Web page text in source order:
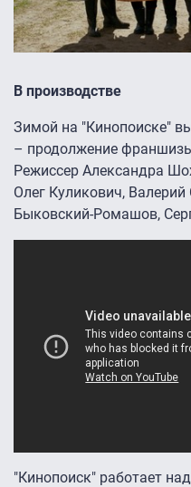
В производстве
Зимой на "Кинопоиске"
– продолжение
Режиссер Александра
Олег Куликович,
Быковский-Ромашов,
"Кинопоиск" работает